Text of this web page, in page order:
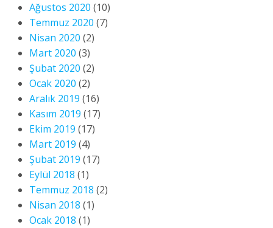
Ağustos 2020 (10)
Temmuz 2020 (7)
Nisan 2020 (2)
Mart 2020 (3)
Şubat 2020 (2)
Ocak 2020 (2)
Aralık 2019 (16)
Kasım 2019 (17)
Ekim 2019 (17)
Mart 2019 (4)
Şubat 2019 (17)
Eylül 2018 (1)
Temmuz 2018 (2)
Nisan 2018 (1)
Ocak 2018 (1)